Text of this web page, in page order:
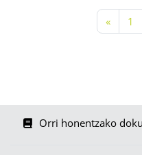
« 1
Orri honentzako